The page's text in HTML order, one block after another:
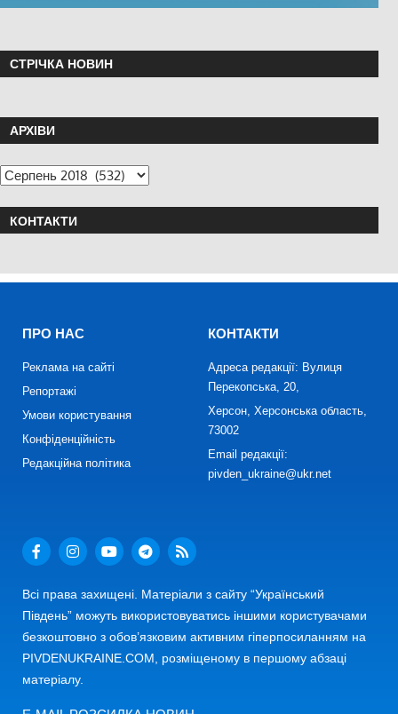
СТРІЧКА НОВИН
АРХІВИ
КОНТАКТИ
ПРО НАС
Реклама на сайті
Репортажі
Умови користування
Конфіденційність
Редакційна політика
КОНТАКТИ
Адреса редакції: Вулиця
Перекопська, 20,
Херсон, Херсонська область,
73002
Email редакції:
pivden_ukraine@ukr.net
Всі права захищені. Матеріали з сайту “Український
Південь” можуть використовуватись іншими користувачами
безкоштовно з обов’язковим активним гіперпосиланням на
PIVDENUKRAINE.COM, розміщеному в першому абзаці
матеріалу.